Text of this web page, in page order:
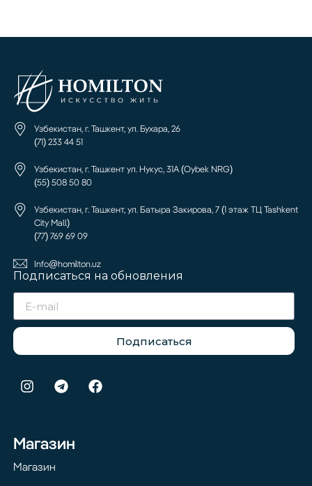
Узбекистан, г. Ташкент, ул. Бухара, 26
(71) 233 44 51
Узбекистан, г. Ташкент ул. Нукус, 31А (Oybek NRG)
(55) 508 50 80
Узбекистан, г. Ташкент, ул. Батыра Закирова, 7 (1 этаж ТЦ Tashkent
City Mall)
(77) 769 69 09
Info@homilton.uz
Подписаться на обновления
Подписаться
Магазин
Магазин